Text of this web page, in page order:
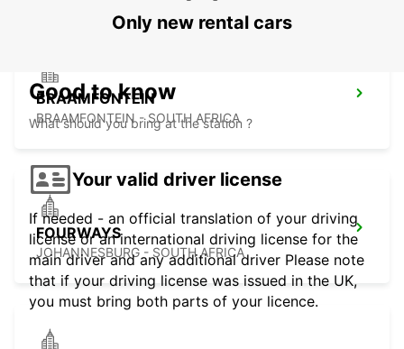
BRAAMFONTEIN
BRAAMFONTEIN - SOUTH AFRICA
FOURWAYS
JOHANNESBURG - SOUTH AFRICA
Only new rental cars
Good to know
What should you bring at the station ?
Your valid driver license
If needed - an official translation of your driving
license or an international driving license for the
main driver and any additional driver Please note
that if your driving license was issued in the UK,
you must bring both parts of your licence.